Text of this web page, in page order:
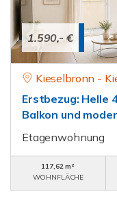
1.590,- €
Kieselbronn -
Erstbezug: Helle
Balkon und
Etagenwohnung
117,62 m²
WOHNFLÄCHE